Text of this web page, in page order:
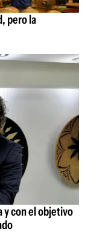
pero la
y con el objetivo